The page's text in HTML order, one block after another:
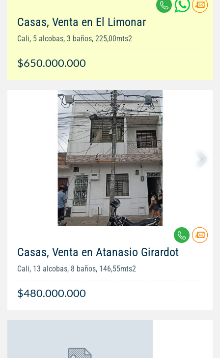
Casas, Venta en El Limonar
Cali, 5 alcobas, 3 baños, 225,00mts2
$650.000.000
Casas, Venta en Atanasio Girardot
Cali, 13 alcobas, 8 baños, 146,55mts2
$480.000.000